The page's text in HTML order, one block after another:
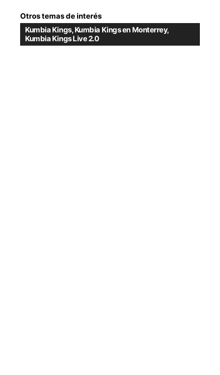
Otros temas de interés
Kumbia Kings,Kumbia Kings en Monterrey,
Kumbia Kings Live 2.0